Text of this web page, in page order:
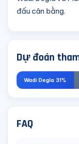
đấu cân bằng.
Dự đoán
Wadi Degla 31%
FAQ